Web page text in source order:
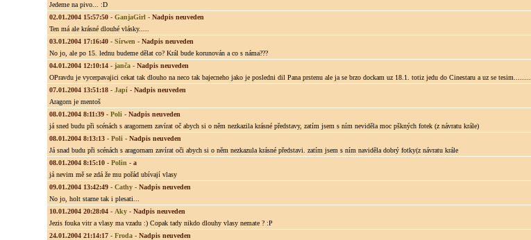
Jedeme na pivo... :D
02.01.2004 15:57:50- GanjaGirl - Nadpis neuveden
Ten má ale krásné dlouhé vlásky.....
03.01.2004 17:16:40- Sírwen - Nadpis neuveden
No jo, ale po 15. lednu budeme dělat co? Král bude korunován a co s náma???
04.01.2004 12:10:14- janča- Nadpis neuveden
OPravdu je vycerpavajici cekat tak dlouho na neco tak bajecneho jako je posledni dil Pana prstenu ale ja se brzo dockam uz 18.1. totiz jedu do Cinestaru a uz se tesim..........
07.01.2004 13:51:18- Japí- Nadpis neuveden
Aragorn je mentoš
08.01.2004 8:11:39- Poli - Nadpis neuveden
já sned budu při scénách s aragornem zavírat oč abych si o něm nezkazila krásné představy, zatím jsem s ním neviděla moc pškných fotek (z návratu krále)
08.01.2004 8:13:13- Poli - Nadpis neuveden
Já snad budu při scénách s aragornam zavírat oči abych si o něm nezkazula krásné představi. zatím jsem s ním naviděla dobrý fotky(z návratu krále
08.01.2004 8:15:10- Polin - a
já nevim mě se zdá že mu pořád ubívají vlasy
09.01.2004 13:42:49- Cathy- Nadpis neuveden
No jo, holt starne tak i plesati...
10.01.2004 20:28:04- Aky- Nadpis neuveden
Jezis fouka vitr a vlasy ma vzadu :) Copak tady nikdo dlouhy vlasy nemate ? :P
24.01.2004 21:14:17- Froda- Nadpis neuveden